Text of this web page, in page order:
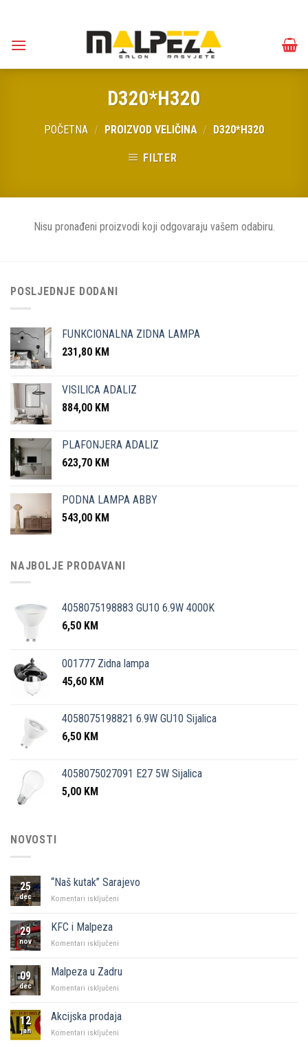
content
D320*H320
POČETNA / PROIZVOD VELIČINA / D320*H320
FILTER
Nisu pronađeni proizvodi koji odgovaraju vašem odabiru.
POSLJEDNJE DODANI
FUNKCIONALNA ZIDNA LAMPA
231,80 KM
VISILICA ADALIZ
884,00 KM
PLAFONJERA ADALIZ
623,70 KM
PODNA LAMPA ABBY
543,00 KM
NAJBOLJE PRODAVANI
4058075198883 GU10 6.9W 4000K
6,50 KM
001777 Zidna lampa
45,60 KM
4058075198821 6.9W GU10 Sijalica
6,50 KM
4058075027091 E27 5W Sijalica
5,00 KM
NOVOSTI
25
dec
“Naš kutak” Sarajevo
Komentari isključeni
29
nov
KFC i Malpeza
Komentari isključeni
Malpeza
09
dec
Malpeza u Zadru
Komentari isključeni
Zadru
12
jan
Akcijska prodaja
Komentari isključeni